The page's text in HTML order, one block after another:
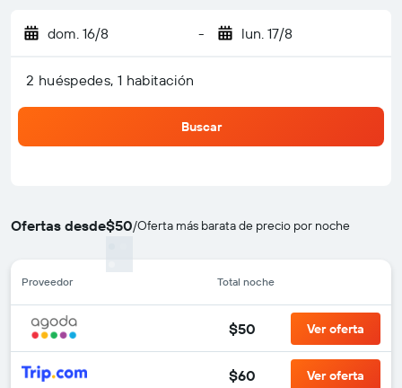
dom. 16/8 - lun. 17/8
2 huéspedes, 1 habitación
Buscar
Ofertas desde$50/Oferta más barata de precio por noche
Proveedor Total noche
$50 Ver oferta
$60 Ver oferta